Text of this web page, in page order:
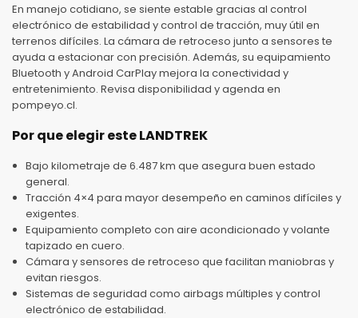
En manejo cotidiano, se siente estable gracias al control
electrónico de estabilidad y control de tracción, muy útil en
terrenos difíciles. La cámara de retroceso junto a sensores te
ayuda a estacionar con precisión. Además, su equipamiento
Bluetooth y Android CarPlay mejora la conectividad y
entretenimiento. Revisa disponibilidad y agenda en
pompeyo.cl.
Por que elegir este LANDTREK
Bajo kilometraje de 6.487 km que asegura buen estado
general.
Tracción 4×4 para mayor desempeño en caminos difíciles y
exigentes.
Equipamiento completo con aire acondicionado y volante
tapizado en cuero.
Cámara y sensores de retroceso que facilitan maniobras y
evitan riesgos.
Sistemas de seguridad como airbags múltiples y control
electrónico de estabilidad.